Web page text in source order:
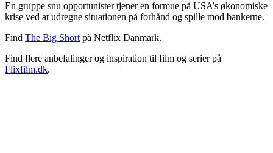
En gruppe snu opportunister tjener en formue på USA’s økonomiske
krise ved at udregne situationen på forhånd og spille mod bankerne.
Find The Big Short på Netflix Danmark.
Find flere anbefalinger og inspiration til film og serier på
Flixfilm.dk.